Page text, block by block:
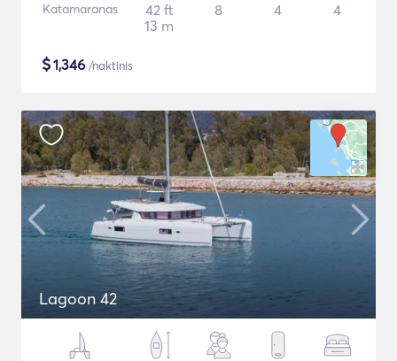
Katamaranas
42 ft
13 m
8 4 4
$1,346 /naktinis
Lagoon 42